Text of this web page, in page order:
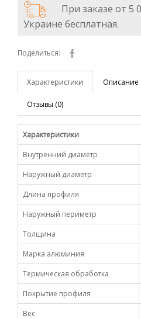
При заказе от 5
Украине бесплатная.
Поделиться:
Характеристики Описание
Отзывы (0)
Характеристики
Внутренний диаметр
Наружный диаметр
Длина профиля
Наружный периметр
Толщина
Марка алюминия
Термическая обработка
Покрытие профиля
Вес